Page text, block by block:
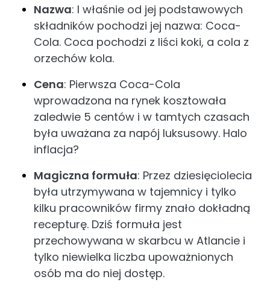
Nazwa: I właśnie od jej podstawowych
składników pochodzi jej nazwa: Coca-
Cola. Coca pochodzi z liści koki, a cola z
orzechów kola.
Cena: Pierwsza Coca-Cola
wprowadzona na rynek kosztowała
zaledwie 5 centów i w tamtych czasach
była uważana za napój luksusowy. Halo
inflacja?
Magiczna formuła: Przez dziesięciolecia
była utrzymywana w tajemnicy i tylko
kilku pracowników firmy znało dokładną
recepturę. Dziś formuła jest
przechowywana w skarbcu w Atlancie i
tylko niewielka liczba upoważnionych
osób ma do niej dostęp.